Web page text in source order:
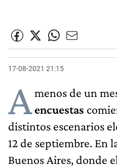
17-08-2021 21:15
Amenos de un
encuestas
distintos escenarios
12 de septiembre. En
Buenos Aires, donde